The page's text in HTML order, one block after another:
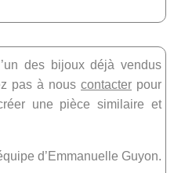
des bijoux déjà vendus
pas à nous contacter pour
une pièce similaire et
d’Emmanuelle Guyon.